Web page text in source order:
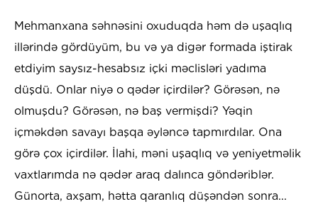
Mehmanxana səhnəsini oxuduqda həm də uşaqlıq
illərində gördüyüm, bu və ya digər formada iştirak
etdiyim saysız-hesabsız içki məclisləri yadıma
düşdü. Onlar niyə o qədər içirdilər? Görəsən, nə
olmuşdu? Görəsən, nə baş vermişdi? Yəqin
içməkdən savayı başqa əyləncə tapmırdılar. Ona
görə çox içirdilər. İlahi, məni uşaqlıq və yeniyetməlik
vaxtlarımda nə qədər araq dalınca göndəriblər.
Günorta, axşam, hətta qaranlıq düşəndən sonra...